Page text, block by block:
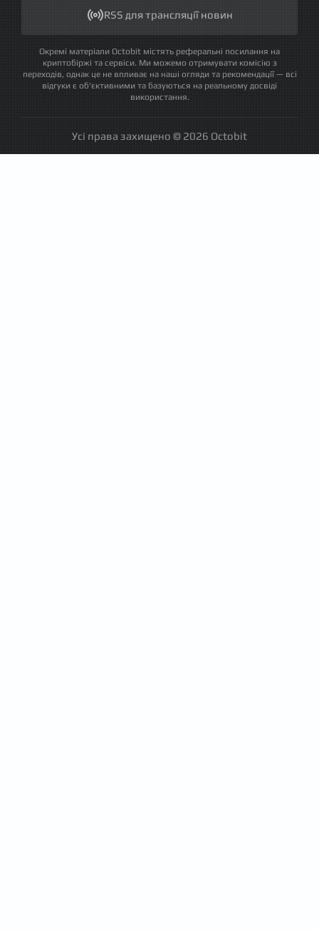
RSS для трансляції новин
Окремі матеріали Octobit містять реферальні посилання на
криптобіржі та сервіси. Ми можемо отримувати комісію з
переходів, однак це не впливає на наші огляди та рекомендації — всі
відгуки є об'єктивними та базуються на реальному досвіді
використання.
Усі права захищено © 2026 Octobit